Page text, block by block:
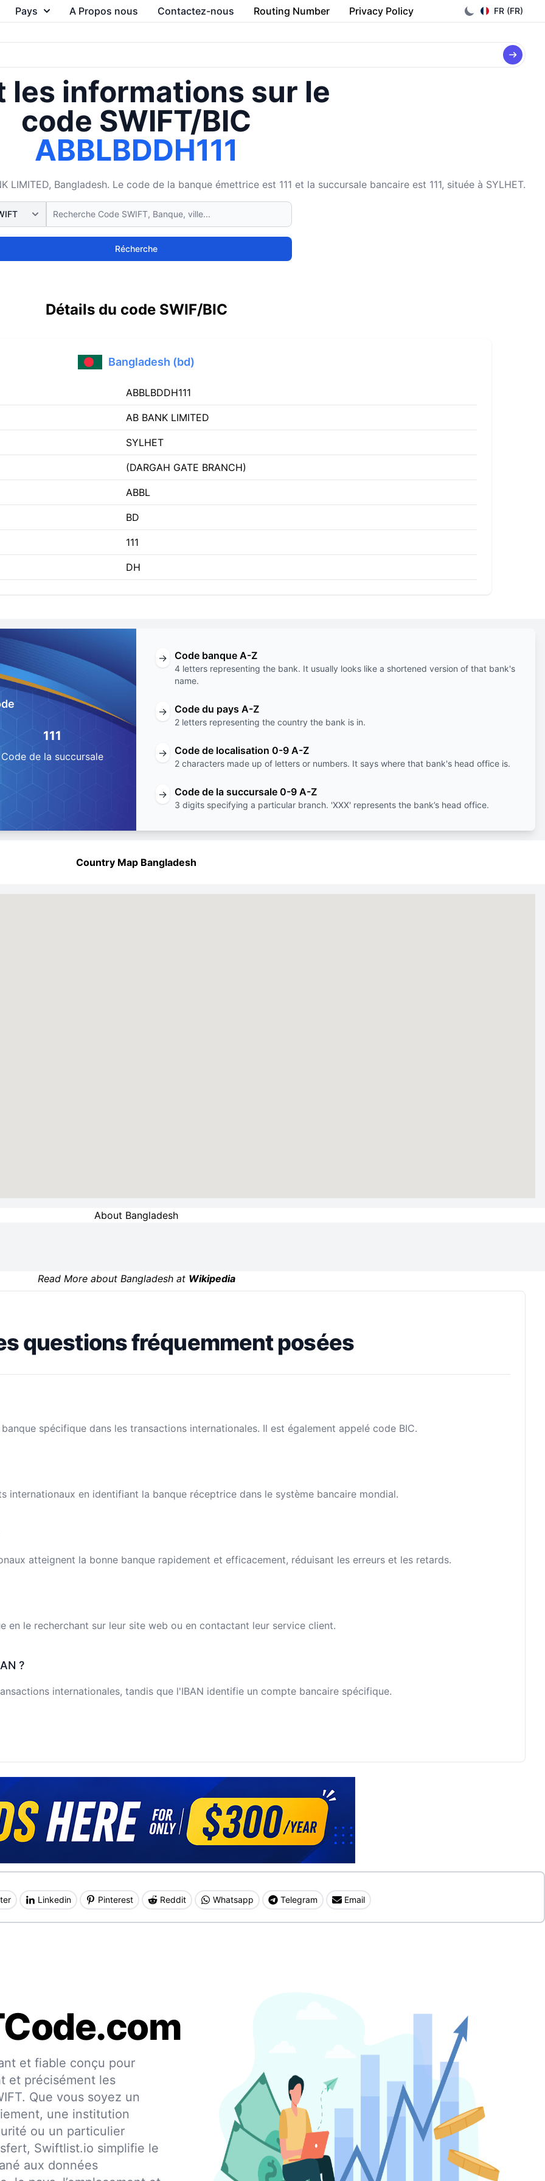
FR (FR)
Pays A Propos nous Contactez-nous Routing Number Privacy Policy
les informations sur le
code SWIFT/BIC
ABBLBDDH111
LIMITED, Bangladesh. Le code de la banque émettrice est 111 et la succursale bancaire est 111, située à SYLHET.
Récherche
Détails du code SWIF/BIC
Bangladesh (bd)
ABBLBDDH111
AB BANK LIMITED
SYLHET
(DARGAH GATE BRANCH)
ABBL
BD
111
DH
111
Code de la succursale
→ Code banque A-Z
4 letters representing the bank. It usually looks like a shortened version of that bank's
name.
→ Code du pays A-Z
2 letters representing the country the bank is in.
→ Code de localisation 0-9 A-Z
2 characters made up of letters or numbers. It says where that bank's head office is.
→ Code de la succursale 0-9 A-Z
3 digits specifying a particular branch. 'XXX' represents the bank’s head office.
Country Map Bangladesh
About Bangladesh
Read More about Bangladesh at Wikipedia
questions fréquemment posées
spécifique dans les transactions internationales. Il est également appelé code BIC.
internationaux en identifiant la banque réceptrice dans le système bancaire mondial.
atteignent la bonne banque rapidement et efficacement, réduisant les erreurs et les retards.
en le recherchant sur leur site web ou en contactant leur service client.
?
internationales, tandis que l'IBAN identifie un compte bancaire spécifique.
Linkedin Pinterest Reddit Whatsapp Telegram Email
et fiable conçu pour
et précisément les
Que vous soyez un
une institution
ou un particulier
Swiftlist.io simplifie le
aux données